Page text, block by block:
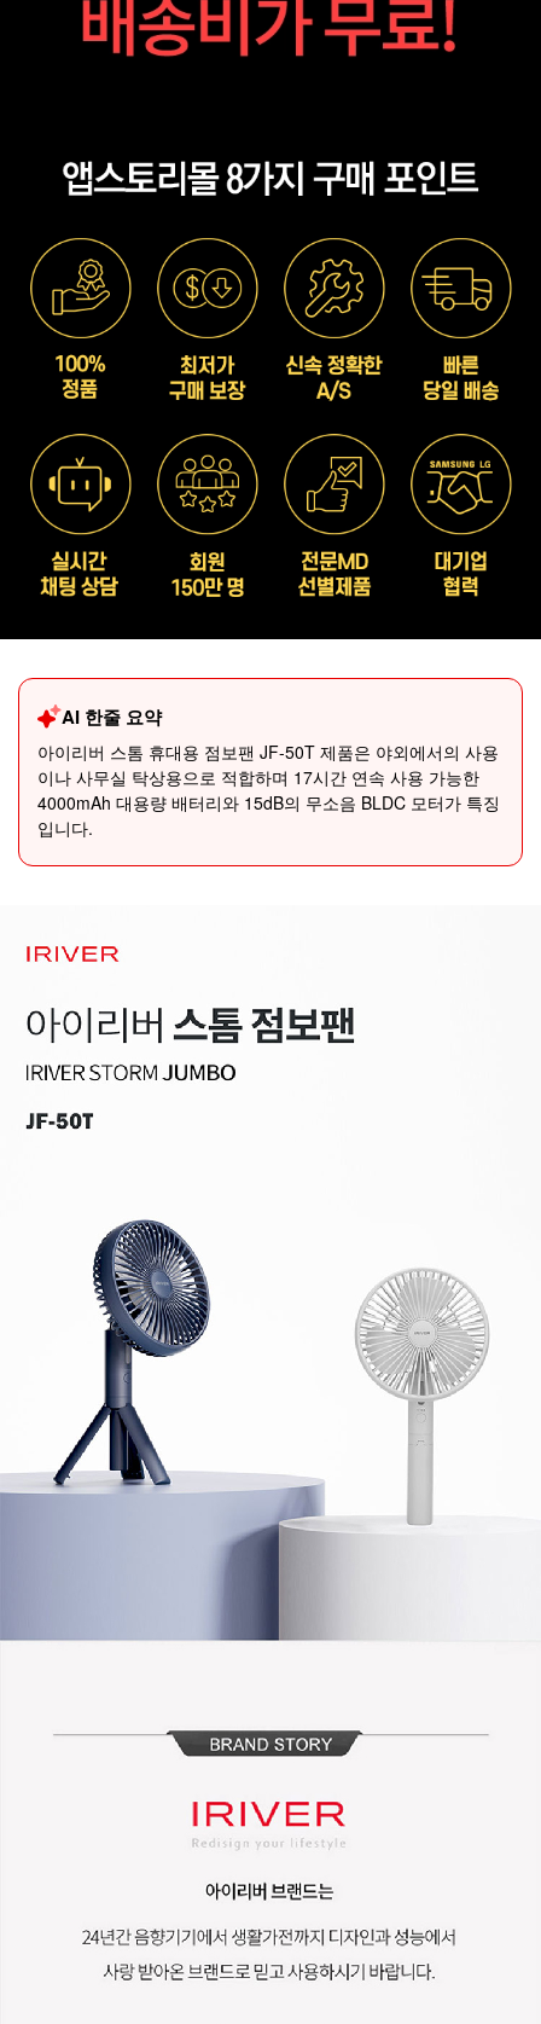
AI 한줄 요약
아이리버 스톰 휴대용 점보팬 JF-50T 제품은 야외에서의 사용
이나 사무실 탁상용으로 적합하며 17시간 연속 사용 가능한
4000mAh 대용량 배터리와 15dB의 무소음 BLDC 모터가 특징
입니다.